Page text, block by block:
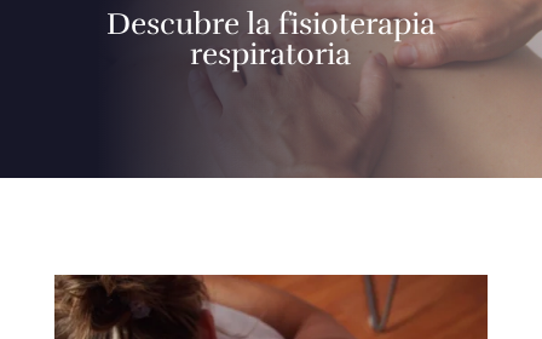
Descubre la fisioterapia
respiratoria